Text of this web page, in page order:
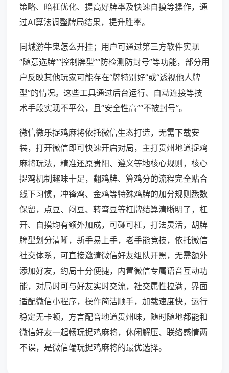
策略、暗杠优化、提高好牌率及快速自摸等操作，通
过AI算法调整牌局结果，提升胜率。
同城游牛鬼怎么开挂；用户可通过第三方软件实现
“随意选牌”“控制牌型”“防检测防封号”等功能，部分用
户反映其他玩家可能存在“牌特别好”或“透视他人牌
型”的情况。这些工具通过后台运行、自动连接等技
术手段实现不平公，且“安全性高”“不被封号”。
微信微乐捉鸡麻将依托微信生态打造，无需下载安
装，打开微信即可快速开启对局，主打贵州地道捉鸡
麻将玩法，精准还原贵阳、遵义等地核心规则，核心
捉鸡机制趣味十足，翻鸡牌、算鸡分的流程完全贴合
线下习惯，冲锋鸡、金鸡等特殊鸡牌的加分规则悉数
保留，点豆、闷豆、转弯豆等杠牌结算清晰明了，杠
开、自摸均有额外加成，可碰可杠，打法灵活，胡牌
牌型划分清晰，新手易上手，老手能竞技，依托微信
社交体系，可直接邀请微信好友组队开黑，无需额外
添加好友，约局十分便捷，内置微信专属语音互动功
能，对局时可与好友实时交流，社交属性拉满，界面
适配微信小程序，操作简洁顺手，加载速度快，运行
稳定无卡顿，方言配音地道贵州味，随时随地都能和
微信好友一起畅玩捉鸡麻将，休闲解压、联络感情两
不误，是微信端玩捉鸡麻将的最优选择。